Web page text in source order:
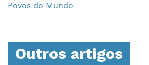
Povos do Mundo
Outros artigos